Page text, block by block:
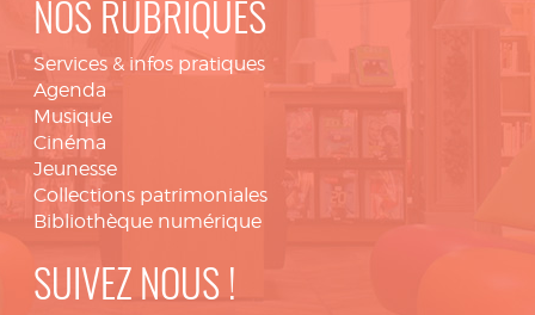
NOS RUBRIQUES
Services & infos pratiques
Agenda
Musique
Cinéma
Jeunesse
Collections patrimoniales
Bibliothèque numérique
SUIVEZ NOUS !